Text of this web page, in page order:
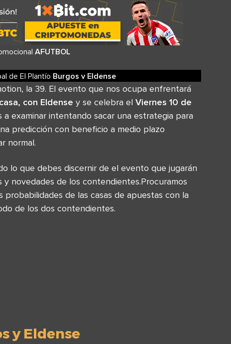
AFUTBOL
de El Plantío Burgos v Eldense
la 39. El evento que nos ocupa enfrentará
con Eldense y se celebra el Viernes 10 de
examinar intentando sacar una estrategia para
predicción con beneficio a medio plazo
normal.
lo que debes discernir de el evento que jugarán
y novedades de los contendientes.Procuramos
de las casas de apuestas con la
de los dos contendientes.
y Eldense